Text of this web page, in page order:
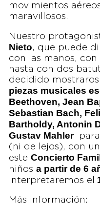
movimientos
maravillosos.
Nuestro
Nieto, que puede
con las manos,
hasta con dos
decidido
piezas musicales
Beethoven, Jean
Sebastian Bach,
Bartholdy, Antonin
Gustav Mahler
(ni de lejos), con
este Concierto
niños a partir de 6
interpretaremos el
Más información: